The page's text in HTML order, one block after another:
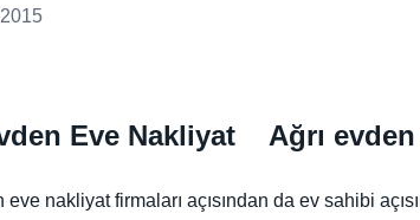
Eve Nakliyat Ağrı evden
eve nakliyat firmaları açısından da ev sahibi